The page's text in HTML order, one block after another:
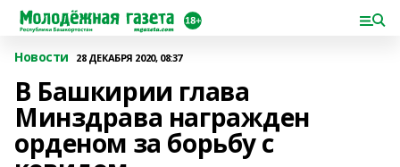
Новости 28 ДЕКАБРЯ 2020, 08:37
В Башкирии глава
Минздрава награжден
орденом за борьбу с